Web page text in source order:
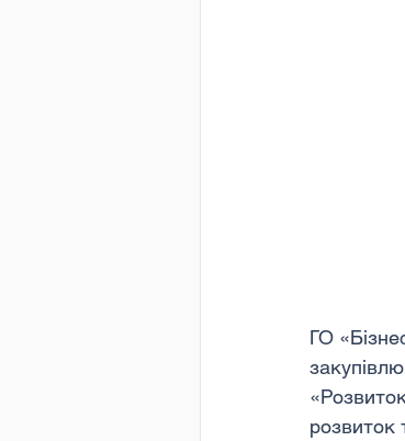
ГО
розвиток